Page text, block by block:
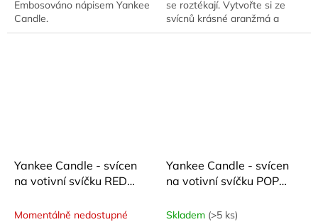
Embosováno nápisem Yankee
Candle.
se roztékají. Vytvořte si ze
svícnů krásné aranžmá a
zapalte několik...
Yankee Candle - svícen
na votivní svíčku RED
GLASS
Momentálně nedostupné
Yankee Candle - svícen
na votivní svíčku POP
Skladem (>5 ks)